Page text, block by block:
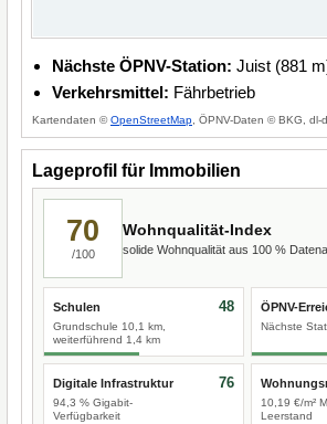
Nächste ÖPNV-Station: Juist (881
Verkehrsmittel: Fährbetrieb
Kartendaten ©OpenStreetMap , ÖPNV-Daten © BKG, dl-
Lageprofil für Immobilien
70
/100
Wohnqualität-Index
solide Wohnqualität aus 100 %
Schulen
Grundschule 10,1 km,
weiterführend 1,4 km
48 ÖPNV-
Nächste
Digitale Infrastruktur
94,3 % Gigabit-
Verfügbarkeit
76
10,19 €/m²
Leerstand